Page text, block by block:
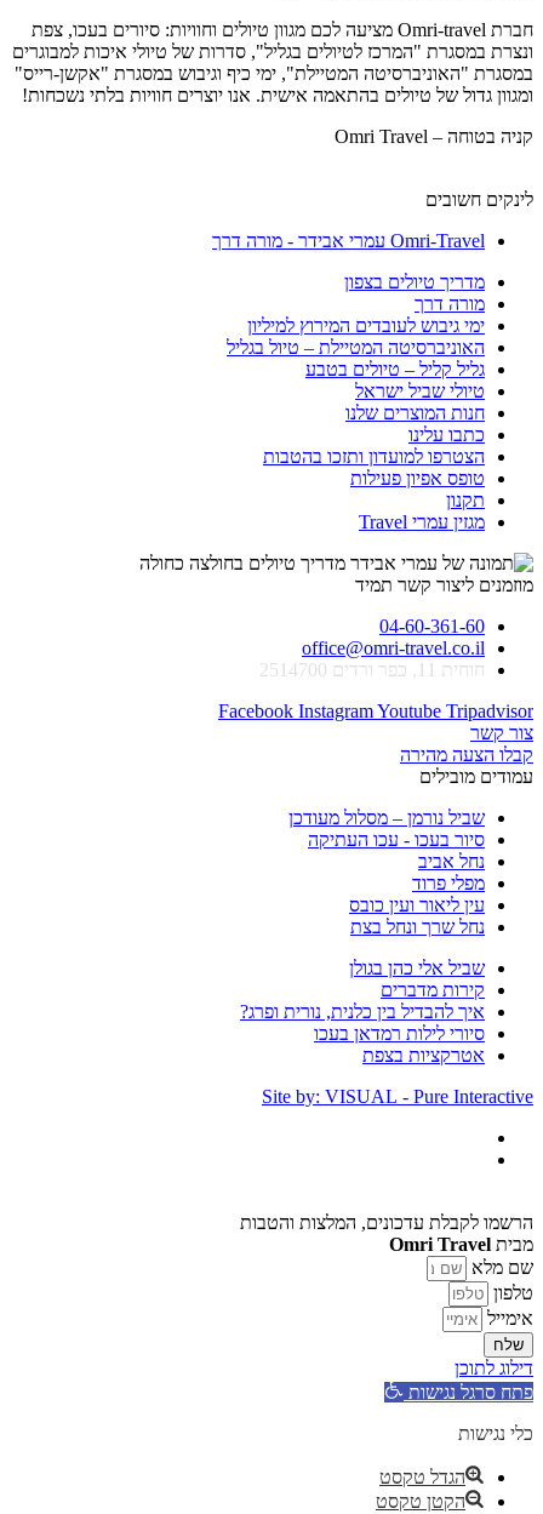
חברת Omri-travel מציעה לכם מגוון טיולים וחוויות: סיורים בעכו, צפת
ונצרת במסגרת "המרכז לטיולים בגליל", סדרות של טיולי איכות למבוגרים
במסגרת "האוניברסיטה המטיילת", ימי כיף וגיבוש במסגרת "אקשן-רייס"
ומגוון גדול של טיולים בהתאמה אישית. אנו יוצרים חוויות בלתי נשכחות!
קניה בטוחה – Omri Travel
לינקים חשובים
Omri-Travel עמרי אבידר - מורה דרך
מדריך טיולים בצפון
מורה דרך
ימי גיבוש לעובדים המירוץ למיליון
האוניברסיטה המטיילת – טיול בגליל
גליל קליל – טיולים בטבע
טיולי שביל ישראל
חנות המוצרים שלנו
כתבו עלינו
הצטרפו למועדון ותזכו בהטבות
טופס אפיון פעילות
תקנון
מגזין עמרי Travel
מוזמנים ליצור קשר תמיד
04-60-361-60
office@omri-travel.co.il
חוחית 11, כפר ורדים 2514700
Facebook InstagramYoutube Tripadvisor
צור קשר
קבלו הצעה מהירה
עמודים מובילים
שביל נורמן – מסלול מעודכן
סיור בעכו - עכו העתיקה
נחל אביב
מפלי פרוד
עין ליאור ועין כובס
נחל שרך ונחל בצת
שביל אלי כהן בגולן
קירות מדברים
איך להבדיל בין כלנית, נורית ופרג?
סיורי לילות רמדאן בעכו
אטרקציות בצפת
Site by: VISUAL - Pure Interactive
הרשמו לקבלת עדכונים, המלצות והטבות
מביתOmri Travel
שם מלא
טלפון
אימייל
שלח
דילוג לתוכן
פתח סרגל נגישות
כלי נגישות
הגדל טקסט
הקטן טקסט